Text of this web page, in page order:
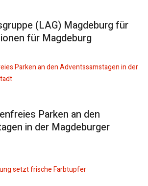
(LAG) Magdeburg für
für Magdeburg
Parken an den
in der Magdeburger